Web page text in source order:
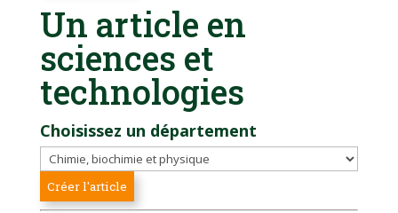
Un article en
sciences et
technologies
Choisissez un département